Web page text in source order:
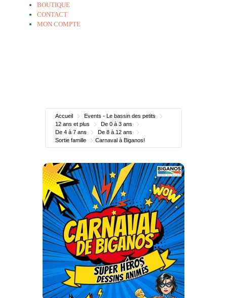
BOUTIQUE
CONTACT
MON COMPTE
Accueil
Events - Le bassin des petits
12 ans et plus
De 0 à 3 ans
De 4 à 7 ans
De 8 à 12 ans
Sortie famille
Carnaval à Biganos!